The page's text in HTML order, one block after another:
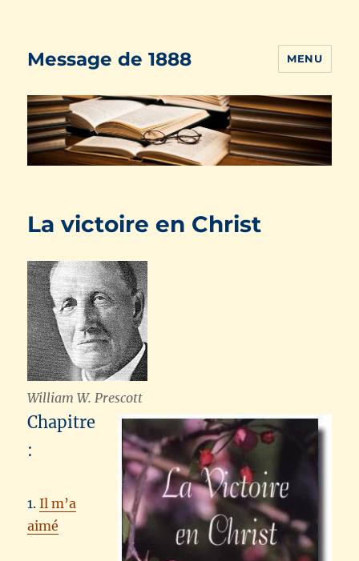
Message de 1888 MENU
La victoire en Christ
William W. Prescott
Chapitre
:
1.Il m’a
aimé